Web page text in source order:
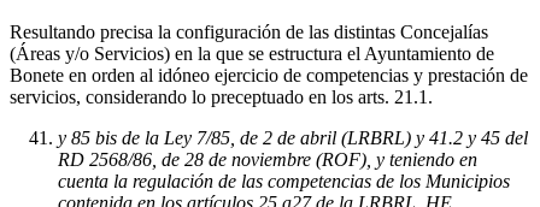
Resultando precisa la configuración de las distintas Concejalías
(Áreas y/o Servicios) en la que se estructura el Ayuntamiento de
Bonete en orden al idóneo ejercicio de competencias y prestación de
servicios, considerando lo preceptuado en los arts. 21.1.
y 85 bis de la Ley 7/85, de 2 de abril (LRBRL) y 41.2 y 45 del
RD 2568/86, de 28 de noviembre (ROF), y teniendo en
cuenta la regulación de las competencias de los Municipios
contenida en los artículos 25 a27 de la LRBRL, HE